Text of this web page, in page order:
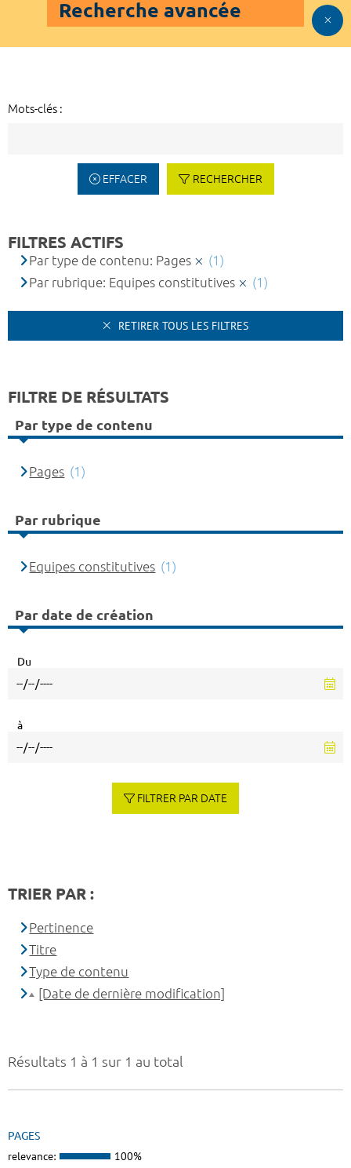
Recherche avancée
Mots-clés :
EFFACER RECHERCHER
Résultats 1 à 1 sur 1 au total
PAGES
relevance: 100%
FILTRES ACTIFS
Par type de contenu: Pages
(1)
Par rubrique: Equipes constitutives
(1)
RETIRER TOUS LES FILTRES
FILTRE DE RÉSULTATS
Par type de contenu
Pages (1)
Par rubrique
Equipes constitutives (1)
Par date de création
Du
à
FILTRER PAR DATE
TRIER PAR :
Pertinence
Titre
Type de contenu
[Date de dernière modification]